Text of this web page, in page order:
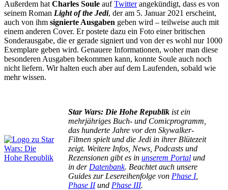
Außerdem hat Charles Soule aufTwitterangekündigt, dass es von
seinem Roman Light of the Jedi, der am 5. Januar 2021 erscheint,
auch von ihm signierte Ausgaben geben wird – teilweise auch mit
einem anderen Cover. Er postete dazu ein Foto einer britischen
Sonderausgabe, die er gerade signiert und von der es wohl nur 1000
Exemplare geben wird. Genauere Informationen, woher man diese
besonderen Ausgaben bekommen kann, konnte Soule auch noch
nicht liefern. Wir halten euch aber auf dem Laufenden, sobald wie
mehr wissen.
Star Wars: Die Hohe Republikist ein
mehrjähriges Buch- und Comicprogramm,
das hunderte Jahre vor den Skywalker-
Filmen spielt und die Jedi in ihrer Blütezeit
zeigt. Weitere Infos, News, Podcasts und
Rezensionen gibt es in unserem Portalund
in der Datenbank. Beachtet auch unsere
Guides zur Lesereihenfolge von Phase I,
Phase IIund Phase III.